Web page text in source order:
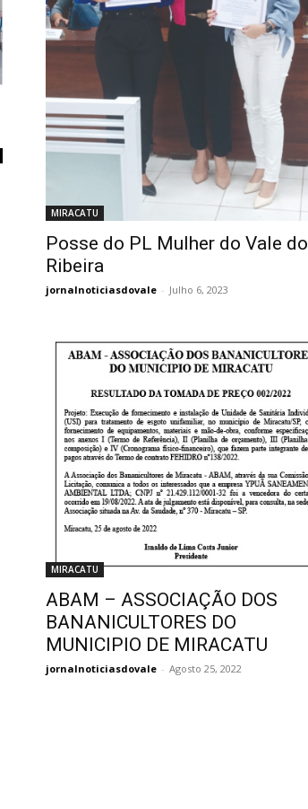
MIRACATU
Posse do PL Mulher do Vale do
Ribeira
jornalnoticiasdovale - Julho 6, 2023
MIRACATU
ABAM – ASSOCIAÇÃO DOS
BANANICULTORES DO
MUNICIPIO DE MIRACATU
jornalnoticiasdovale - Agosto 25, 2022